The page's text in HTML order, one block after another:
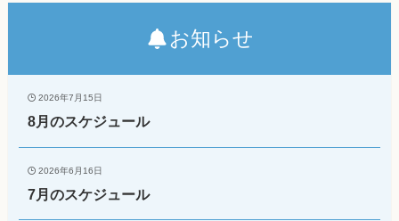
お知らせ
2026年7月15日
8月のスケジュール
2026年6月16日
7月のスケジュール